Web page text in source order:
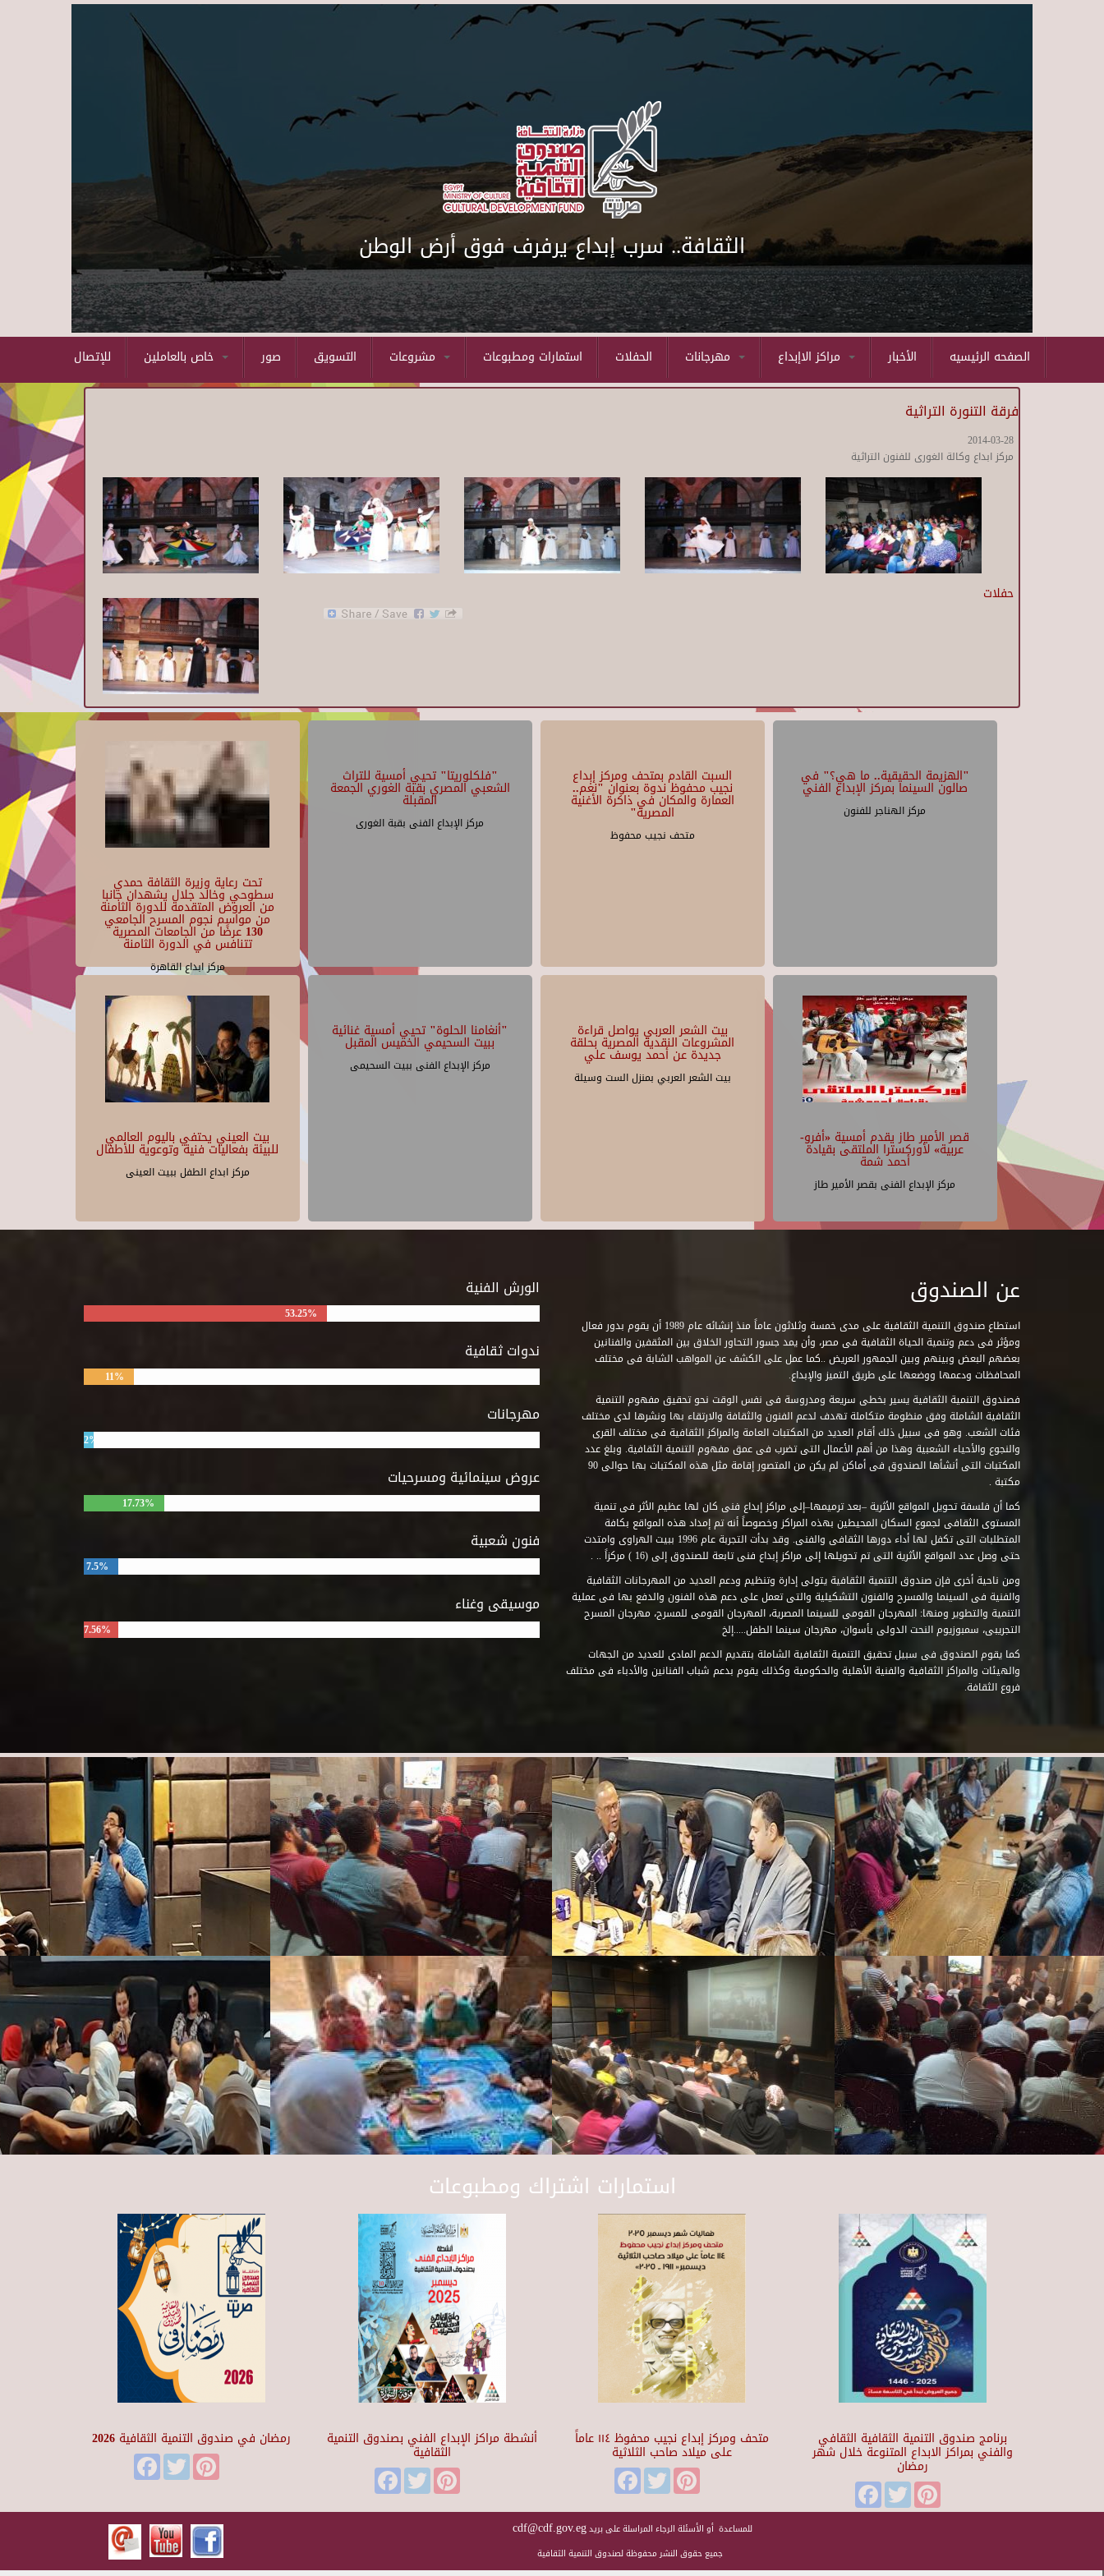
Skip to main content
الثقافة.. سرب إبداع يرفرف فوق أرض الوطن
للإتصال صور التسويق استمارات ومطبوعات الحفلات الأخبار الصفحه الرئيسيه
فرقة التنورة التراثية
2014-03-28
مركز ابداع وكالة الغورى للفنون التراثية
حفلات
تحت رعاية وزيرة الثقافة حمدي
سطوحي وخالد جلال يشهدان جانبا
من العروض المتقدمة للدورة الثامنة
من مواسم نجوم المسرح الجامعي
130 عرضًا من الجامعات المصرية
تتنافس في الدورة الثامنة
مركز ابداع القاهرة
"فلكلوريتا" تحيي أمسية للتراث
الشعبي المصري بقبة الغوري الجمعة
المقبلة
مركز الإبداع الفنى بقبة الغورى
السبت القادم بمتحف ومركز إبداع
نجيب محفوظ ندوة بعنوان "نغم..
العمارة والمكان في ذاكرة الأغنية
المصرية"
متحف نجيب محفوظ
"الهزيمة الحقيقية.. ما هي؟" في
صالون السينما بمركز الإبداع الفني
مركز الهناجر للفنون
بيت العيني يحتفي باليوم العالمي
للبيئة بفعاليات فنية وتوعوية للأطفال
مركز ابداع الطفل ببيت العينى
"أنغامنا الحلوة" تحيي أمسية غنائية
ببيت السحيمي الخميس المقبل
مركز الإبداع الفنى ببيت السحيمى
بيت الشعر العربي يواصل قراءة
المشروعات النقدية المصرية بحلقة
جديدة عن أحمد يوسف علي
بيت الشعر العربي بمنزل الست وسيلة
قصر الأمير طاز يقدم أمسية «أفرو-
عربية» لأوركسترا الملتقى بقيادة
أحمد شمة
مركز الإبداع الفنى بقصر الأمير طاز
الورش الفنية
53.25%
ندوات ثقافية
11%
مهرجانات
2%
عروض سينمائية ومسرحيات
17.73%
فنون شعبية
7.5%
موسيقى وغناء
7.56%
عن الصندوق
استطاع صندوق التنمية الثقافية على مدى خمسة وثلاثون عاماً منذ إنشائه عام 1989 أن يقوم بدور فعال
ومؤثر فى دعم وتنمية الحياة الثقافية فى مصر، وأن يمد جسور التحاور الخلاق بين المثقفين والفنانين
بعضهم البعض وبينهم وبين الجمهور العريض ..كما عمل على الكشف عن المواهب الشابة فى مختلف
المحافظات ودعمها ووضعها على طريق التميز والإبداع.
فصندوق التنمية الثقافية يسير بخطى سريعة ومدروسة فى نفس الوقت نحو تحقيق مفهوم التنمية
الثقافية الشاملة وفق منظومة متكاملة تهدف لدعم الفنون والثقافة والارتقاء بها ونشرها لدى مختلف
فئات الشعب. وهو فى سبيل ذلك أقام العديد من المكتبات العامة والمراكز الثقافية فى مختلف القرى
والنجوع والأحياء الشعبية وهذا من أهم الأعمال التى تضرب فى عمق مفهوم التنمية الثقافية. وبلغ عدد
المكتبات التى أنشأها الصندوق فى أماكن لم يكن من المتصور إقامة مثل هذه المكتبات بها حوالى 90
مكتبة .
كما أن فلسفة تحويل المواقع الأثرية –بعد ترميمها–إلى مراكز إبداع فنى كان لها عظيم الأثر فى تنمية
المستوى الثقافى لجموع السكان المحيطين بهذه المراكز وخصوصاً أنه تم إمداد هذه المواقع بكافة
المتطلبات التى تكفل لها أداء دورها الثقافى والفنى. وقد بدأت التجربة عام 1996 ببيت الهراوى وامتدت
حتى وصل عدد المواقع الأثرية التى تم تحويلها إلى مراكز إبداع فنى تابعة للصندوق إلى (16 ) مركزاً .. .
ومن ناحية أخرى فإن صندوق التنمية الثقافية يتولى إدارة وتنظيم ودعم العديد من المهرجانات الثقافية
والفنية فى السينما والمسرح والفنون التشكيلية والتى تعمل على دعم هذه الفنون والدفع بها فى عملية
التنمية والتطوير ومنها: المهرجان القومى للسينما المصرية، المهرجان القومى للمسرح، مهرجان المسرح
التجريبى، سمبوزيوم النحت الدولى بأسوان، مهرجان سينما الطفل.....إلخ
كما يقوم الصندوق فى سبيل تحقيق التنمية الثقافية الشاملة بتقديم الدعم المادى للعديد من الجهات
والهيئات والمراكز الثقافية والفنية الأهلية والحكومية وكذلك يقوم بدعم شباب الفنانين والأدباء فى مختلف
فروع الثقافة.
استمارات اشتراك ومطبوعات
رمضان في صندوق التنمية الثقافية 2026
FacebookTwitter
أنشطة مراكز الإبداع الفني بصندوق التنمية
الثقافية
FacebookTwitterPinterest
متحف ومركز إبداع نجيب محفوظ ١١٤ عاماً
على ميلاد صاحب الثلاثية
FacebookTwitter
برنامج صندوق التنمية الثقافية الثقافي
والفني بمراكز الابداع المتنوعة خلال شهر
رمضان
FacebookTwitterPinterest
للمساعدة أو الأسئلة الرجاء المراسلة على بريدcdf@cdf.gov.eg
جميع حقوق النشر محفوظة لصندوق التنمية الثقافية